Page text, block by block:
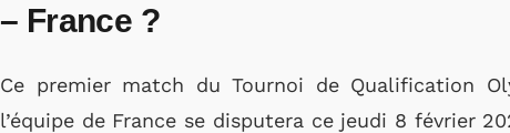
– France ?
Ce premier match du Tournoi de Qualification
l’équipe de France se disputera ce jeudi 8 février